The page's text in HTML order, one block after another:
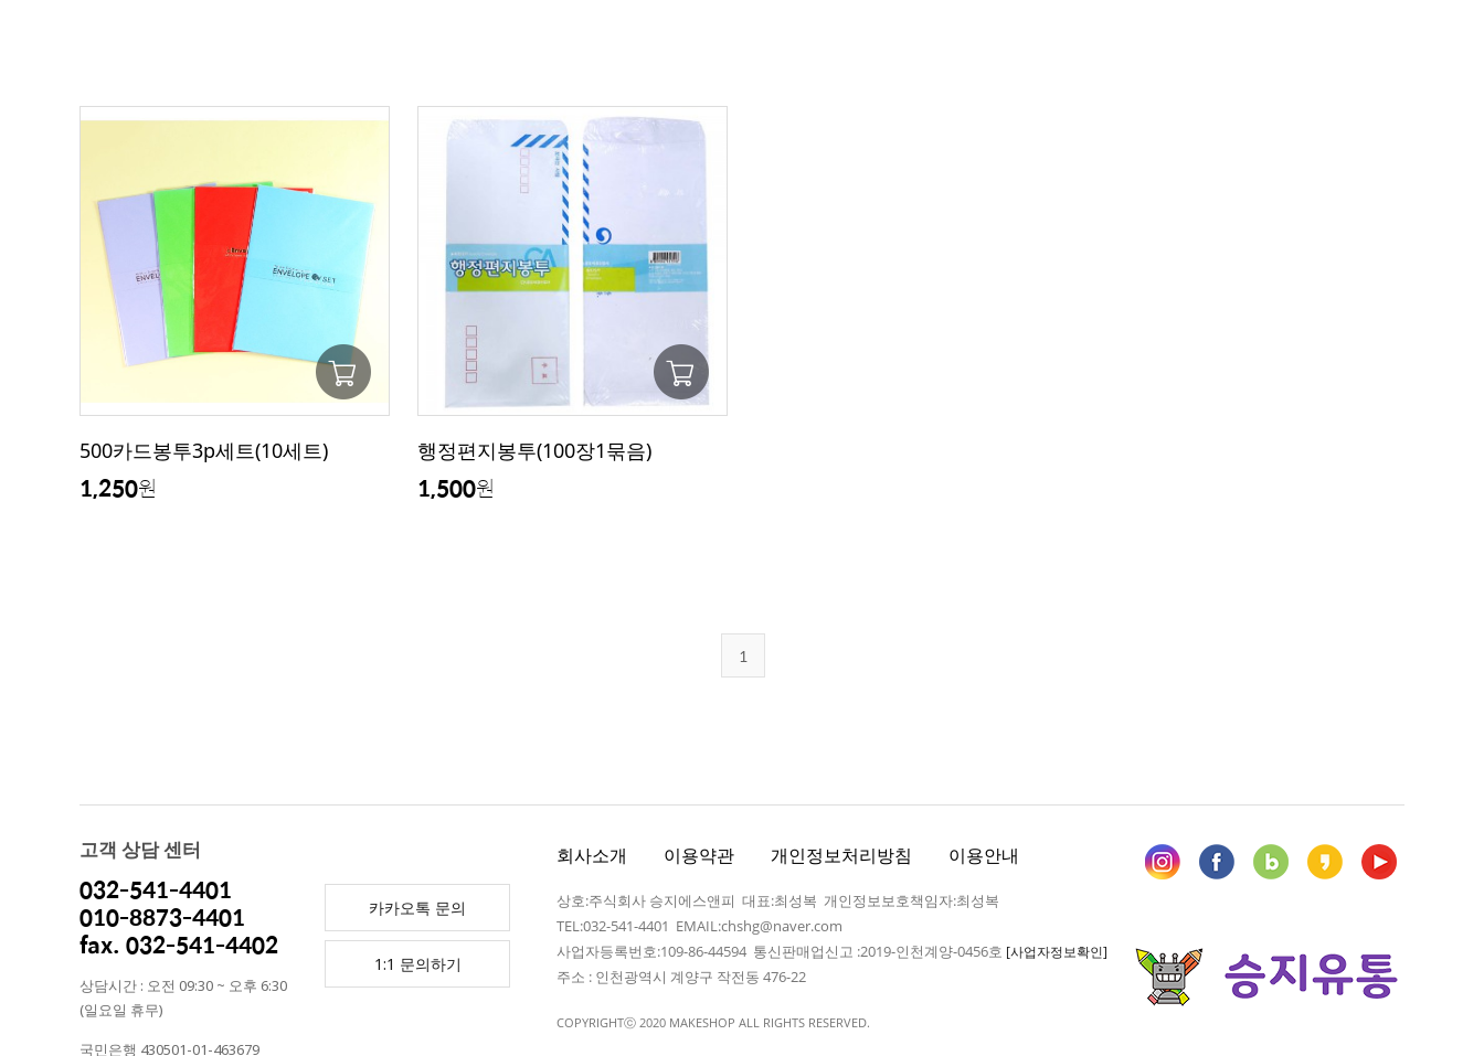
500카드봉투3p세트(10세트)
1,250원
행정편지봉투(100장1묶음)
1,500원
1
고객 상담 센터
032-541-4401
010-8873-4401
fax. 032-541-4402
상담시간 : 오전 09:30 ~ 오후 6:30
(일요일 휴무)
국민은행 430501-01-463679
카카오톡 문의
1:1 문의하기
회사소개 이용약관 개인정보처리방침 이용안내
상호:주식회사 승지에스앤피 대표:최성복 개인정보보호책임자:최성복
TEL:032-541-4401 EMAIL:chshg@naver.com
사업자등록번호:109-86-44594 통신판매업신고 :2019-인천계양-0456호 [사업자정보확인]
주소 : 인천광역시 계양구 작전동 476-22
COPYRIGHTⓒ 2020 MAKESHOP ALL RIGHTS RESERVED.